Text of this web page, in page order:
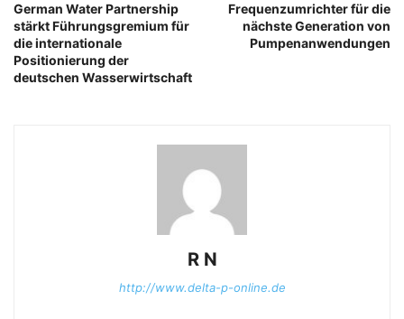
German Water Partnership
stärkt Führungsgremium für
die internationale
Positionierung der
deutschen Wasserwirtschaft
Frequenzumrichter für die
nächste Generation von
Pumpenanwendungen
R N
http://www.delta-p-online.de